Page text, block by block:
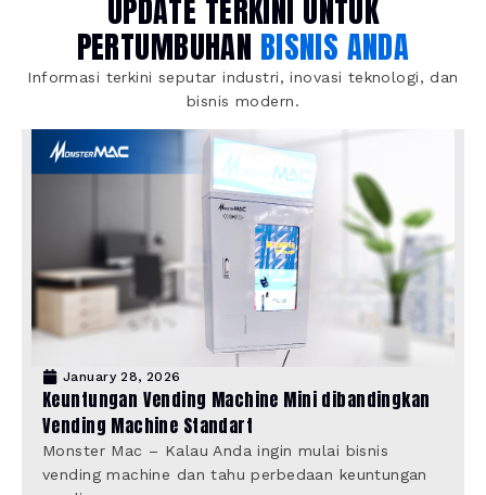
UPDATE TERKINI UNTUK
PERTUMBUHAN BISNIS ANDA
Informasi terkini seputar industri, inovasi teknologi, dan
bisnis modern.
January 28, 2026
Keuntungan Vending Machine Mini dibandingkan
Vending Machine Standart
Monster Mac – Kalau Anda ingin mulai bisnis
vending machine dan tahu perbedaan keuntungan